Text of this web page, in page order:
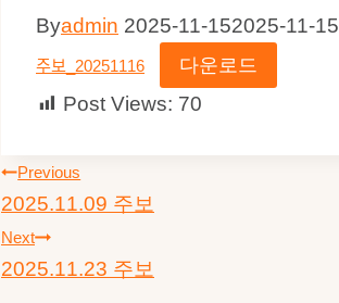
Byadmin 2025-11-152025-11-15
주보_20251116 다운로드
Post Views: 70
글
탐
Previous
2025.11.09 주보
Next
2025.11.23 주보